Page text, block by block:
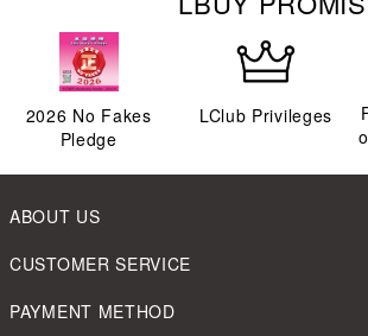
2026 No Fakes
Pledge
LClub Privileges
ABOUT US
CUSTOMER SERVICE
PAYMENT METHOD